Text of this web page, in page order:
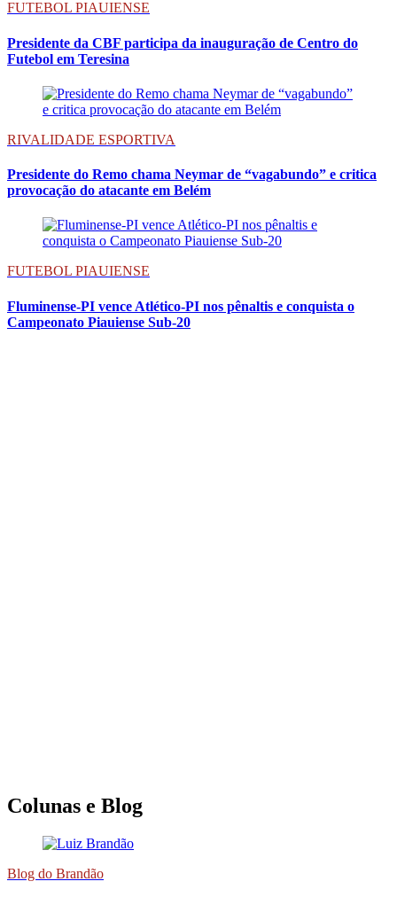
FUTEBOL PIAUIENSE
Presidente da CBF participa da inauguração de Centro do
Futebol em Teresina
RIVALIDADE ESPORTIVA
Presidente do Remo chama Neymar de “vagabundo” e critica
provocação do atacante em Belém
FUTEBOL PIAUIENSE
Fluminense-PI vence Atlético-PI nos pênaltis e conquista o
Campeonato Piauiense Sub-20
Colunas e Blog
Blog do Brandão